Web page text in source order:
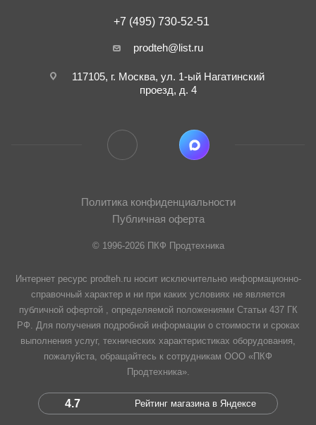
+7 (495) 730-52-51
prodteh@list.ru
117105, г. Москва, ул. 1-ый Нагатинский
проезд, д. 4
Политика конфиденциальности
Публичная оферта
© 1996-2026 ПКФ Продтехника
Интернет ресурс prodteh.ru носит исключительно информационно-
справочный характер и ни при каких условиях не является
публичной офертой , определяемой положениями Статьи 437 ГК
РФ. Для получения подробной информации о стоимости и сроках
выполнения услуг, технических характеристиках оборудования,
пожалуйста, обращайтесь к сотрудникам ООО «ПКФ
Продтехника».
4.7 Рейтинг магазина в Яндексе